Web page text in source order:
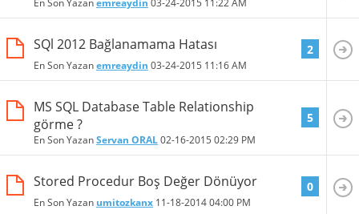
En Son Yazanemreaydin 03-24-2015 11:22 AM
SQl 2012 Bağlanamama Hatası
En Son Yazanemreaydin 03-24-2015 11:16 AM
2
MS SQL Database Table Relationship
görme ?
En Son YazanServan ORAL02-16-2015 02:29 PM
5
Stored Procedur Boş Değer Dönüyor
En Son Yazan umitozkanx 11-18-201404:00 PM
0